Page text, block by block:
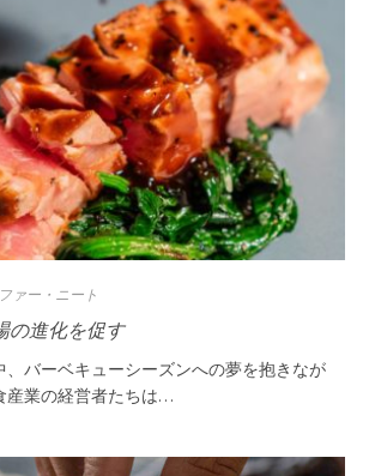
ァー・ニート
の進化を促す
、バーベキューシーズンへの夢を抱きなが
産業の経営者たちは…